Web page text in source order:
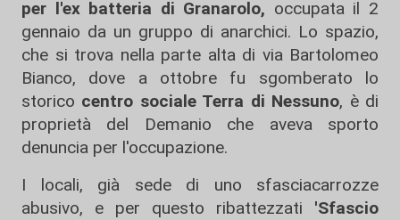
per l'ex batteria di Granarolo, occupata il 2
gennaio da un gruppo di anarchici. Lo spazio,
che si trova nella parte alta di via Bartolomeo
Bianco, dove a ottobre fu sgomberato lo
storico centro sociale Terra di Nessuno, è di
proprietà del Demanio che aveva sporto
denuncia per l'occupazione.
I locali, già sede di uno sfasciacarrozze
abusivo, e per questo ribattezzati 'Sfascio